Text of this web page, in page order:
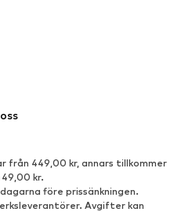
Populärt
Stövletter
från 449,00 kr, annars tillkommer
kr.
före prissänkningen.
Avgifter kan